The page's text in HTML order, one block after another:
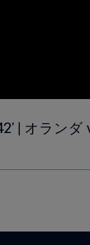
| オランダ